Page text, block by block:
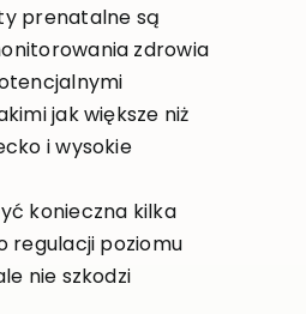
prenatalne są
zdrowia
jak większe niż
i wysokie
konieczna kilka
regulacji poziomu
nie szkodzi